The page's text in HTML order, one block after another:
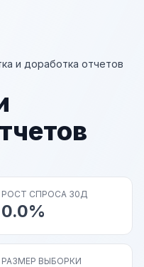
и доработка отчетов
РОСТ СПРОСА 30Д
0.0%
РАЗМЕР ВЫБОРКИ